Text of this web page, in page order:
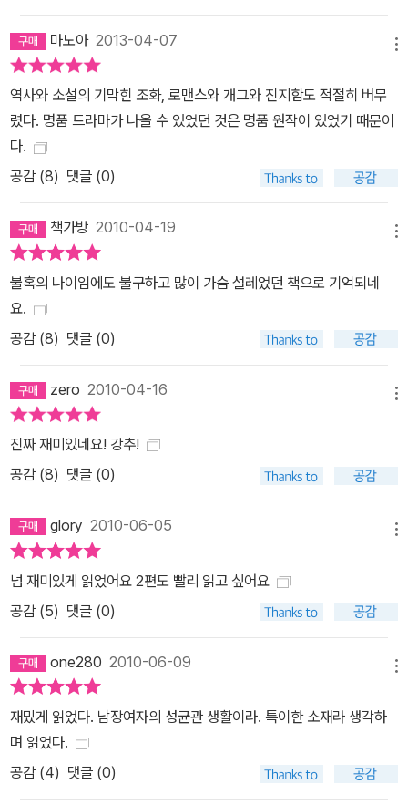
마노아2013-04-07
역사와 소설의 기막힌 조화, 로맨스와 개그와 진지함도 적절히 버무
렸다. 명품 드라마가 나올 수 있었던 것은 명품 원작이 있었기 때문이
다.
공감 (8) 댓글 (0)
책가방 2010-04-19
불혹의 나이임에도 불구하고 많이 가슴 설레었던 책으로 기억되네
요.
공감 (8) 댓글 (0)
zero 2010-04-16
진짜 재미있네요! 강추!
공감 (8) 댓글 (0)
glory 2010-06-05
넘 재미있게 읽었어요 2편도 빨리 읽고 싶어요
공감 (5) 댓글 (0)
one280 2010-06-09
재밌게 읽었다. 남장여자의 성균관 생활이라. 특이한 소재라 생각하
며 읽었다.
공감 (4) 댓글 (0)